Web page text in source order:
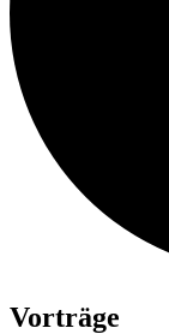
Vorträge